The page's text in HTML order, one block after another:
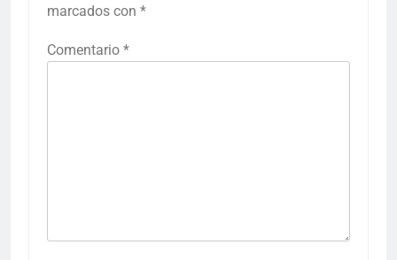
marcados con *
Comentario *